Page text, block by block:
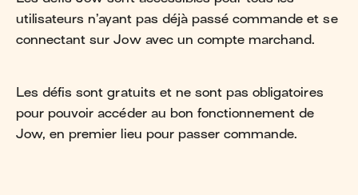
utilisateurs n’ayant pas déjà passé commande et se
connectant sur Jow avec un compte marchand.
Les défis sont gratuits et ne sont pas obligatoires
pour pouvoir accéder au bon fonctionnement de
Jow, en premier lieu pour passer commande.